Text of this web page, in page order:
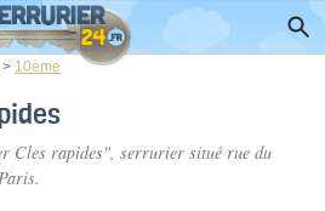
> 10ème
Cles rapides", serrurier situé rue du